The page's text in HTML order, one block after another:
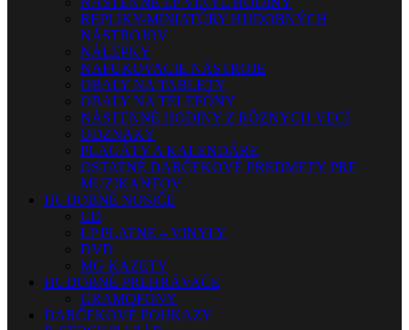
REPLIKY-MINIATÚRY HUDOBNÝCH
NÁSTROJOV
NÁLEPKY
NAFUKOVACIE NÁSTROJE
OBALY NA TABLETY
OBALY NA TELEFÓNY
NÁSTENNÉ HODINY Z RÔZNYCH VECÍ
ODZNAKY
PLAGÁTY A KALENDÁRE
OSTATNÉ DARČEKOVÉ PREDMETY PRE
MUZIKANTOV
HUDOBNÉ NOSIČE
CD
LP PLATNE – VINYLY
DVD
MG KAZETY
HUDOBNÉ PREHRÁVAČE
GRAMOFÓNY
DARČEKOVÉ POUKAZY